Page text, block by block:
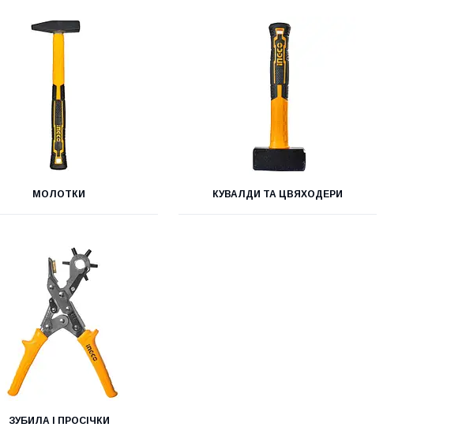
МОЛОТКИ КУВАЛДИ ТА ЦВЯХОДЕРИ
ЗУБИЛА І ПРОСІЧКИ